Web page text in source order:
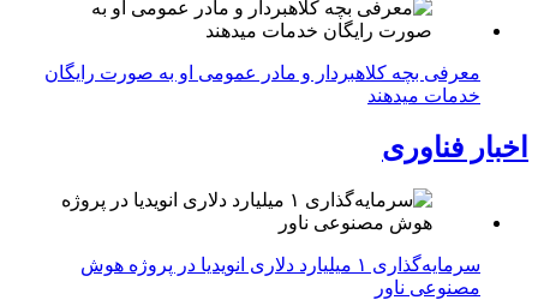
معرفی بچه کلاهبردار و مادر عمومی او به صورت رایگان
خدمات میدهند
اخبار فناوری
سرمایه‌گذاری ۱ میلیارد دلاری انویدیا در پروژه هوش
مصنوعی ناور